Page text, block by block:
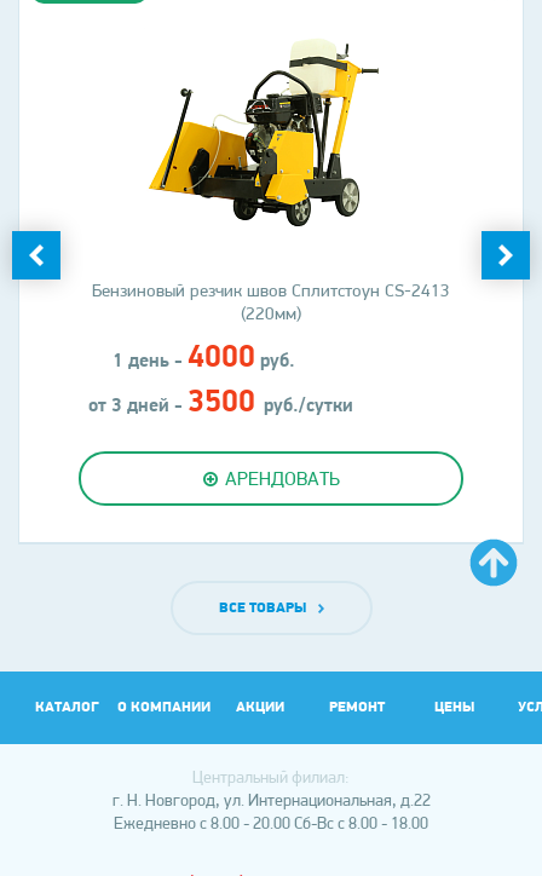
Бензиновый резчик швов Сплитстоун CS-2413
(220мм)
1 день - 4000 руб.
от 3 дней - 3500 руб./сутки
АРЕНДОВАТЬ
ВСЕ ТОВАРЫ
КАТАЛОГ О КОМПАНИИ АКЦИИ РЕМОНТ ЦЕНЫ
Центральный филиал:
г. Н. Новгород, ул. Интернациональная, д.22
Ежедневно с 8.00 - 20.00Сб-Вс с 8.00 - 18.00